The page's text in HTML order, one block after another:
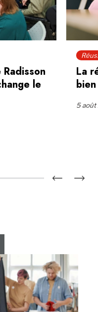
le
La
5 août